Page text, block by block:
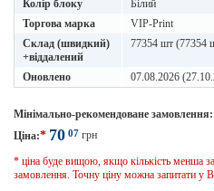
Колір блоку
Білий
Торгова марка
VIP-Print
Склад (швидкий)
+віддалений
77354 шт (77354
Оновлено 07.08.2026
Мінімально-рекомендоване замовлення:
Ціна:* 70 07 грн
* ціна буде вищою, якщо кількість менша
замовлення. Точну ціну можна запитати у